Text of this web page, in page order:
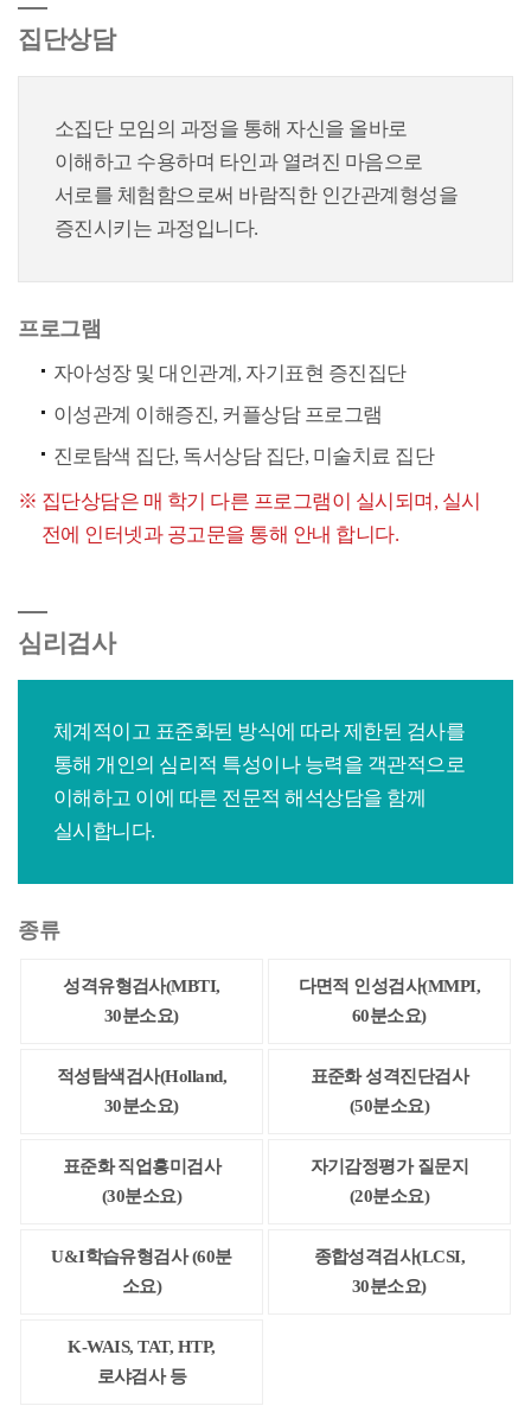
집단상담
소집단 모임의 과정을 통해 자신을 올바로
이해하고 수용하며 타인과 열려진 마음으로
서로를 체험함으로써 바람직한 인간관계형성을
증진시키는 과정입니다.
프로그램
자아성장 및 대인관계, 자기표현 증진집단
이성관계 이해증진, 커플상담 프로그램
진로탐색 집단, 독서상담 집단, 미술치료 집단
집단상담은 매 학기 다른 프로그램이 실시되며, 실시
전에 인터넷과 공고문을 통해 안내 합니다.
심리검사
체계적이고 표준화된 방식에 따라 제한된 검사를
통해 개인의 심리적 특성이나 능력을 객관적으로
이해하고 이에 따른 전문적 해석상담을 함께
실시합니다.
종류
성격유형검사(MBTI,
30분소요)
다면적 인성검사(MMPI,
60분소요)
적성탐색검사(Holland,
30분소요)
표준화 성격진단검사
(50분소요)
표준화 직업흥미검사
(30분소요)
자기감정평가 질문지
(20분소요)
U&I학습유형검사 (60분
소요)
종합성격검사(LCSI,
30분소요)
K-WAIS, TAT, HTP,
로샤검사 등